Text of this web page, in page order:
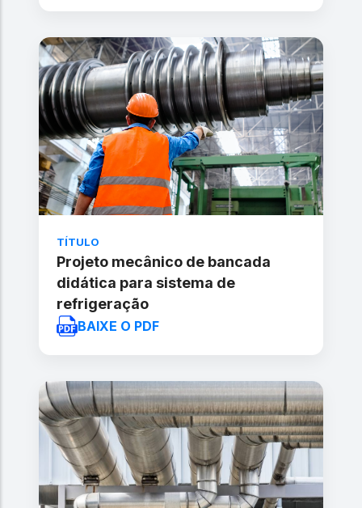
TÍTULO
Projeto mecânico de bancada
didática para sistema de
refrigeração
BAIXE O PDF